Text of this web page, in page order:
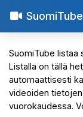
SuomiTube listaa
Listalla on tällä
automaattisesti
videoiden
vuorokaudessa.